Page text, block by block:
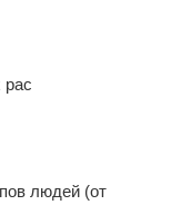
рас
людей (от